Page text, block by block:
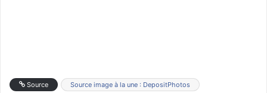
Source Source image à la une : DepositPhotos